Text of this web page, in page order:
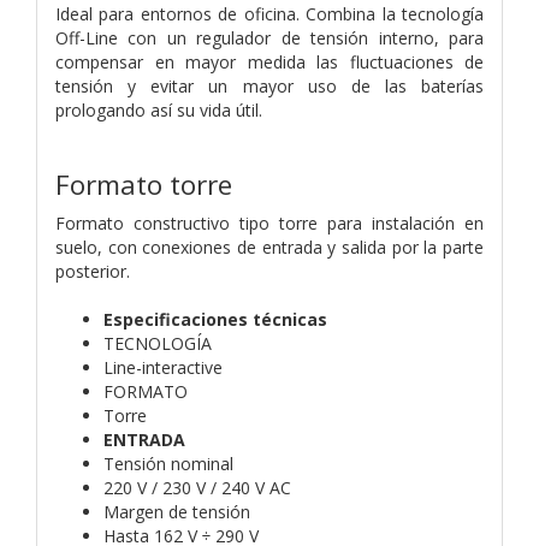
Ideal para entornos de oficina. Combina la tecnología
Off-Line con un regulador de tensión interno, para
compensar en mayor medida las fluctuaciones de
tensión y evitar un mayor uso de las baterías
prologando así su vida útil.
Formato torre
Formato constructivo tipo torre para instalación en
suelo, con conexiones de entrada y salida por la parte
posterior.
Especificaciones técnicas
TECNOLOGÍA
Line-interactive
FORMATO
Torre
ENTRADA
Tensión nominal
220 V / 230 V / 240 V AC
Margen de tensión
Hasta 162 V ÷ 290 V